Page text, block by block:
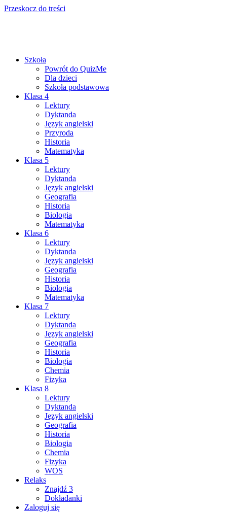
Przeskocz do treści
Szkoła
Powrót do QuizMe
Dla dzieci
Szkoła podstawowa
Klasa 4
Lektury
Dyktanda
Język angielski
Przyroda
Historia
Matematyka
Klasa 5
Lektury
Dyktanda
Język angielski
Geografia
Historia
Biologia
Matematyka
Klasa 6
Lektury
Dyktanda
Język angielski
Geografia
Historia
Biologia
Matematyka
Klasa 7
Lektury
Dyktanda
Język angielski
Geografia
Historia
Biologia
Chemia
Fizyka
Klasa 8
Lektury
Dyktanda
Język angielski
Geografia
Historia
Biologia
Chemia
Fizyka
WOS
Relaks
Znajdź 3
Dokładanki
Zaloguj się